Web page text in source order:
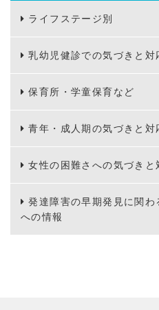
ライフステージ別
乳幼児健診での気づきと対
保育所・学童保育など
青年・成人期の気づきと対
女性の困難さへの気づきと
発達障害の早期発見に関
への情報